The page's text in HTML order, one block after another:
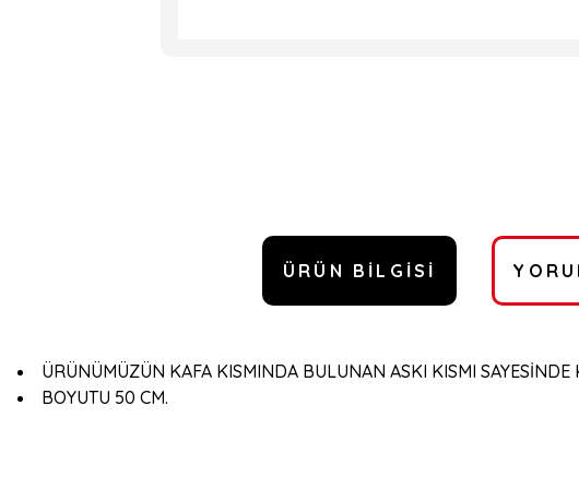
ÜRÜN BILGISI
ÜRÜNÜMÜZÜN KAFA KISMINDA BULUNAN ASKI KISMI SAYESİNDE
BOYUTU 50 CM.